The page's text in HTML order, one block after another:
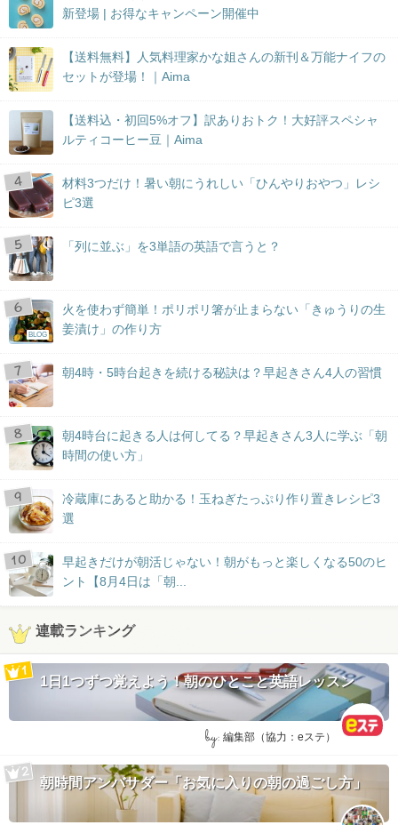
新登場 | お得なキャンペーン開催中
【送料無料】人気料理家かな姐さんの新刊＆万能ナイフの
セットが登場！｜Aima
【送料込・初回5%オフ】訳ありおトク！大好評スペシャ
ルティコーヒー豆｜Aima
材料3つだけ！暑い朝にうれしい「ひんやりおやつ」レシ
ピ3選
「列に並ぶ」を3単語の英語で言うと？
BLOG
火を使わず簡単！ポリポリ箸が止まらない「きゅうりの生
姜漬け」の作り方
朝4時・5時台起きを続ける秘訣は？早起きさん4人の習慣
朝4時台に起きる人は何してる？早起きさん3人に学ぶ「朝
時間の使い方」
冷蔵庫にあると助かる！玉ねぎたっぷり作り置きレシピ3
選
早起きだけが朝活じゃない！朝がもっと楽しくなる50のヒ
ント【8月4日は「朝...
連載ランキング
1日1つずつ覚えよう！朝のひとこと英語レッスン
by: 編集部（協力：eステ）
朝時間アンバサダー「お気に入りの朝の過ごし方」